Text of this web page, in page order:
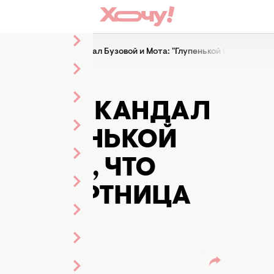
скандал Бузовой и Мота: "Глупенькой Оленьке
СКАНДАЛ
ЧТО